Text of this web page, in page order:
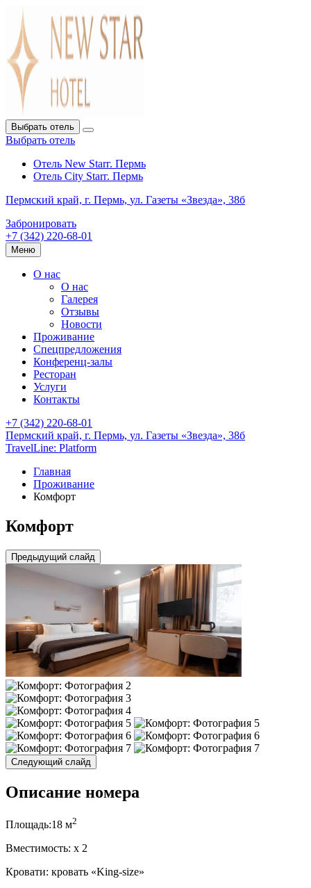
Выбрать отель
Выбрать отель
Отель New Starг. Пермь
Отель City Starг. Пермь
Пермский край, г. Пермь, ул. Газеты «Звезда», 38б
Забронировать
+7 (342) 220-68-01
Меню
О нас
О нас
Галерея
Отзывы
Новости
Проживание
Спецпредложения
Конференц-залы
Ресторан
Услуги
Контакты
+7 (342) 220-68-01
Пермский край, г. Пермь, ул. Газеты «Звезда», 38б
TravelLine: Platform
Главная
Проживание
Комфорт
Комфорт
Предыдущий слайд
Следующий слайд
Описание номера
Площадь:18 м2
Вместимость: x 2
Кровати: кровать «King-size»